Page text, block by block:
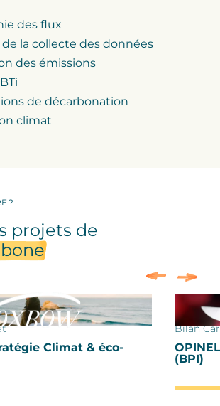
des flux
la collecte des données
des émissions
de décarbonation
climat
?
projets de
Climat & éco-
Bilan
(BPI)